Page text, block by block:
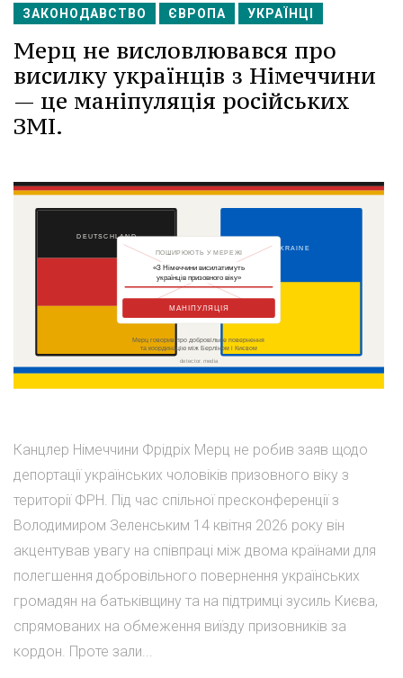
ЗАКОНОДАВСТВО ЄВРОПА УКРАЇНЦІ
Мерц не висловлювався про
висилку українців з Німеччини
— це маніпуляція російських
ЗМІ.
Канцлер Німеччини Фрідріх Мерц не робив заяв щодо
депортації українських чоловіків призовного віку з
території ФРН. Під час спільної пресконференції з
Володимиром Зеленським 14 квітня 2026 року він
акцентував увагу на співпраці між двома країнами для
полегшення добровільного повернення українських
громадян на батьківщину та на підтримці зусиль Києва,
спрямованих на обмеження виїзду призовників за
кордон. Проте зали...